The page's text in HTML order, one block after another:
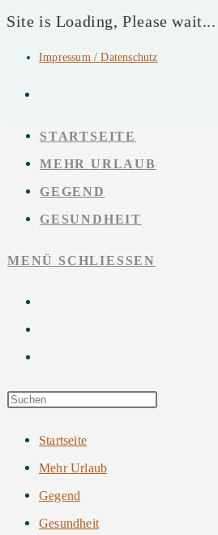
Site is Loading, Please wait...
Zum
Impressum / Datenschutz
STARTSEITE
MEHR URLAUB
GEGEND
GESUNDHEIT
MENÜ SCHLIESSEN
Startseite
Mehr Urlaub
Gegend
Gesundheit